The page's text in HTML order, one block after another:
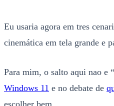
Eu usaria agora em tres
cinemática em tela grande e
Para mim, o salto aqui nao e
Windows 11 e no debate de
escolher bem.